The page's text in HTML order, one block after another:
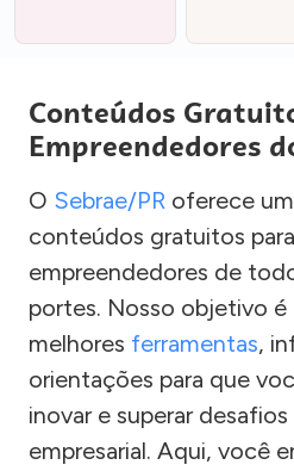
Conteúdos
Empreendedores
O Sebrae/PR oferece
conteúdos gratuitos
empreendedores de
portes. Nosso objetivo é
melhores ferramentas,
orientações para que
inovar e superar
empresarial. Aqui, você